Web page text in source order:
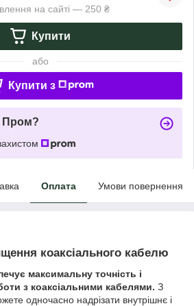
на сайті — 250 ₴
Купити
або
Купити з
Пром?
Оплата Умови повернення
коаксіального кабелю
максимальну точність і
з коаксіальними кабелями. З
одночасно надрізати внутрішнє і